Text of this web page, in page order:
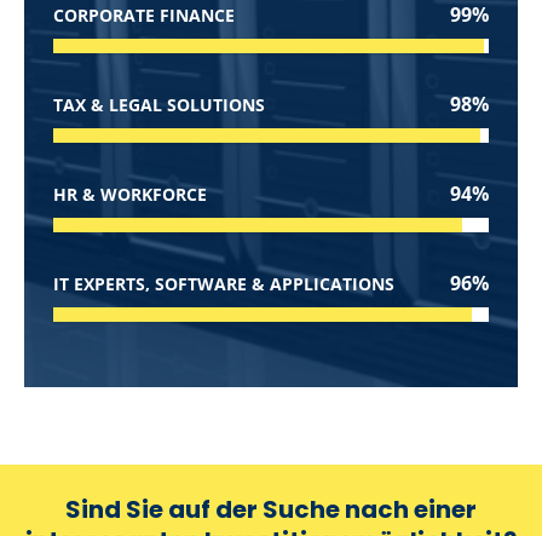
CORPORATE FINANCE 99%
TAX & LEGAL SOLUTIONS 98%
HR & WORKFORCE 94%
IT EXPERTS, SOFTWARE & APPLICATIONS 96%
Sind Sie auf der Suche nach einer